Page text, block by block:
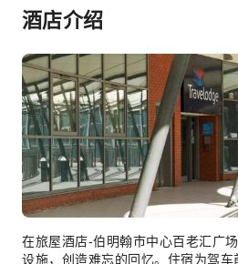
酒店介绍
在旅屋酒店-伯明翰市中心百老汇广
设施，创造难忘的回忆。住宿为驾车